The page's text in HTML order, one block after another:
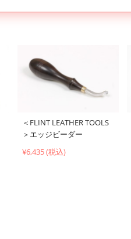
＜FLINT LEATHER TOOLS
＞エッジビーダー
¥6,435 (税込)